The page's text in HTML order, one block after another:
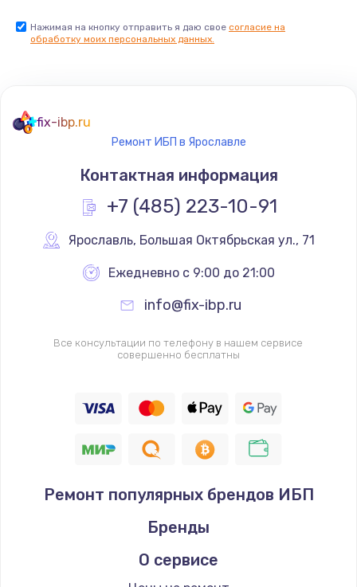
Нажимая на кнопку отправить я даю свое согласие на
обработку моих персональных данных.
fix-ibp.ru
Ремонт ИБП в Ярославле
Контактная информация
+7 (485) 223-10-91
Ярославль, Большая Октябрьская ул., 71
Ежедневно с 9:00 до 21:00
info@fix-ibp.ru
Все консультации по телефону в нашем сервисе
совершенно бесплатны
Ремонт популярных брендов ИБП
Бренды
О сервисе